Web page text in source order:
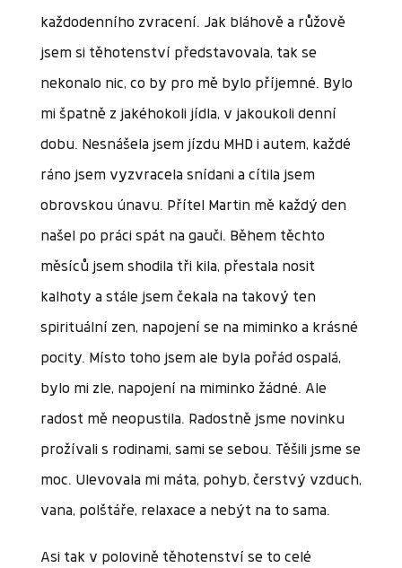
každodenního zvracení. Jak bláhově a růžově
jsem si těhotenství představovala, tak se
nekonalo nic, co by pro mě bylo příjemné. Bylo
mi špatně z jakéhokoli jídla, v jakoukoli denní
dobu. Nesnášela jsem jízdu MHD i autem, každé
ráno jsem vyzvracela snídani a cítila jsem
obrovskou únavu. Přítel Martin mě každý den
našel po práci spát na gauči. Během těchto
měsíců jsem shodila tři kila, přestala nosit
kalhoty a stále jsem čekala na takový ten
spirituální zen, napojení se na miminko a krásné
pocity. Místo toho jsem ale byla pořád ospalá,
bylo mi zle, napojení na miminko žádné. Ale
radost mě neopustila. Radostně jsme novinku
prožívali s rodinami, sami se sebou. Těšili jsme se
moc. Ulevovala mi máta, pohyb, čerstvý vzduch,
vana, polštáře, relaxace a nebýt na to sama.
Asi tak v polovině těhotenství se to celé